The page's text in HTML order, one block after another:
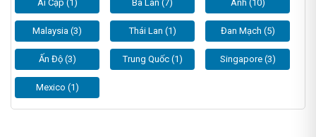
Ai Cập (1) Ba Lan (7) Anh (10)
Malaysia (3) Thái Lan (1) Đan Mạch (5)
Ấn Độ (3) Trung Quốc (1) Singapore (3)
Mexico (1)